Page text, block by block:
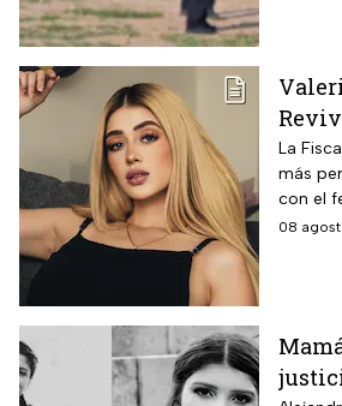
amiga
La
más
con el
08